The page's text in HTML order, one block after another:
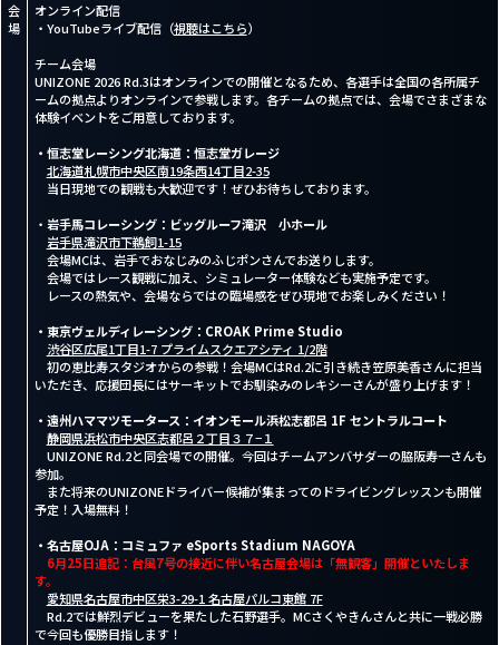
会
場
オンライン配信
・YouTubeライブ配信（視聴はこちら）
チーム会場
UNIZONE 2026 Rd.3はオンラインでの開催となるため、各選手は全国の各所属チ
ームの拠点よりオンラインで参戦します。各チームの拠点では、会場でさまざまな
体験イベントをご用意しております。
・恒志堂レーシング北海道：恒志堂ガレージ
北海道札幌市中央区南19条西14丁目2-35
当日現地での観戦も大歓迎です！ぜひお待ちしております。
・ 岩手馬コレーシング：ビッグルーフ滝沢 小ホール
岩手県滝沢市下鵜飼1-15
会場MCは、岩手でおなじみのふじポンさんでお送りします。
会場ではレース観戦に加え、シミュレーター体験なども実施予定です。
レースの熱気や、会場ならではの臨場感をぜひ現地でお楽しみください！
・東京ヴェルディレーシング：CROAK Prime Studio
渋谷区広尾1丁目1-7 プライムスクエアシティ 1/2階
初の恵比寿スタジオからの参戦！会場MCはRd.2に引き続き笠原美香さんに担当
いただき、応援団長にはサーキットでお馴染みのレキシーさんが盛り上げます！
・遠州ハママツモータース： イオンモール浜松志都呂 1F セントラルコート
静岡県浜松市中央区志都呂２丁目３７−１
UNIZONE Rd.2と同会場での開催。今回はチームアンバサダーの脇阪寿一さんも
参加。
また将来のUNIZONEドライバー候補が集まってのドライビングレッスンも開催
予定！入場無料！
・名古屋OJA：コミュファ eSports Stadium NAGOYA
6月25日追記：台風7号の接近に伴い名古屋会場は「無観客」開催といたしま
す。
愛知県名古屋市中区栄3-29-1 名古屋パルコ東館 7F
Rd.2では鮮烈デビューを果たした石野選手。MCさくやきんさんと共に一戦必勝
で今回も優勝目指します！